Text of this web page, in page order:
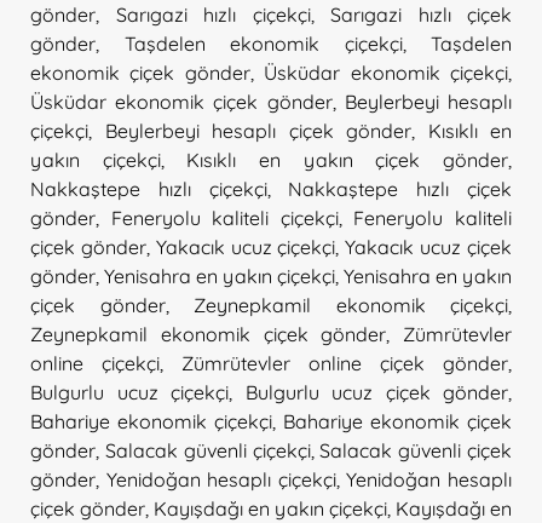
gönder
Sarıgazi hızlı çiçekçi, Sarıgazi hızlı çiçek
gönder
Taşdelen ekonomik çiçekçi, Taşdelen
ekonomik çiçek gönder, Üsküdar ekonomik çiçekçi
Üsküdar ekonomik çiçek gönder, Beylerbeyi hesaplı
çiçekçi
Beylerbeyi hesaplı çiçek gönder
Kısıklı en
yakın çiçekçi, Kısıklı en yakın çiçek gönder
Nakkaştepe hızlı çiçekçi, Nakkaştepe hızlı çiçek
gönder
Feneryolu kaliteli çiçekçi, Feneryolu kaliteli
çiçek gönder, Yakacık ucuz çiçekçi ,Yakacık ucuz çiçek
gönder Yenisahra en yakın çiçekçi Yenisahra en yakın
çiçek gönder, Zeynepkamil ekonomik çiçekçi
Zeynepkamil ekonomik çiçek gönder
Zümrütevler
online çiçekçi
Zümrütevler online çiçek gönder
Bulgurlu ucuz çiçekçi
Bulgurlu ucuz çiçek gönder
Bahariye ekonomik çiçekçi Bahariye ekonomik çiçek
gönder Salacak güvenli çiçekçi,Salacak güvenli çiçek
gönder Yenidoğan hesaplı çiçekçi,Yenidoğan hesaplı
çiçek gönder Kayışdağı en yakın çiçekçi Kayışdağı en